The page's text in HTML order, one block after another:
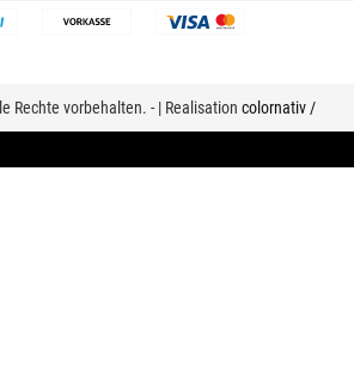
Rechte vorbehalten. - | Realisation colornativ /